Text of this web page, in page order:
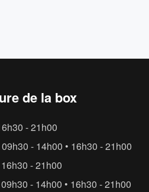
de la box
- 21h00
- 14h00 • 16h30 - 21h00
- 21h00
- 14h00 • 16h30 - 21h00